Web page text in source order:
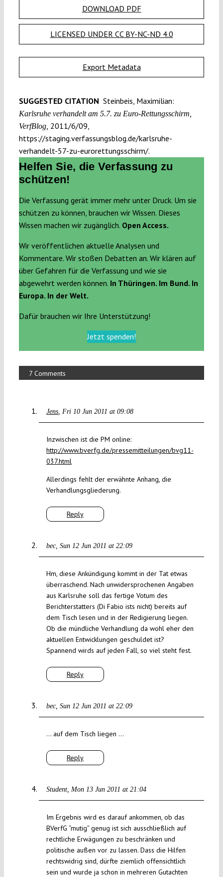
DOWNLOAD PDF
LICENSED UNDER CC BY-NC-ND 4.0
Export Metadata
SUGGESTED CITATION Steinbeis, Maximilian:
Karlsruhe verhandelt am 5.7. zu Euro-Rettungsschirm,
VerfBlog, 2011/6/09,
https://staging.verfassungsblog.de/karlsruhe-
verhandelt-57-zu-eurorettungsschirm/.
Helfen Sie, die Verfassung zu
schützen!
Die Verfassung gerät immer mehr unter Druck. Um sie
schützen zu können, brauchen wir Wissen. Dieses
Wissen machen wir zugänglich. Open Access.
Wir veröffentlichen aktuelle Analysen und
Kommentare. Wir stoßen Debatten an. Wir klären auf
über Gefahren für die Verfassung und wie sie
abgewehrt werden können. In Thüringen. Im Bund. In
Europa. In der Welt.
Dafür brauchen wir Ihre Unterstützung!
Jetzt spenden!
7 Comments
Jens Fri 10 Jun 2011 at 09:08
Reply
Inzwischen ist die PM online:
http://www.bverfg.de/pressemitteilungen/bvg11-
037.html
Allerdings fehlt der erwähnte Anhang, die
Verhandlungsgliederung.
bec Sun 12 Jun 2011 at 22:09
Reply
Hm, diese Ankündigung kommt in der Tat etwas
überraschend. Nach unwidersprochenen Angaben
aus Karlsruhe soll das fertige Votum des
Berichterstatters (Di Fabio ists nicht) bereits auf
dem Tisch lesen und in der Redigierung liegen.
Ob die mündliche Verhandlung da wohl eher den
aktuellen Entwicklungen geschuldet ist?
Spannend wirds auf jeden Fall, so viel steht fest.
bec Sun 12 Jun 2011 at 22:09
Reply
… auf dem Tisch liegen …
Student Mon 13 Jun 2011 at 21:04
Im Ergebnis wird es darauf ankommen, ob das
BVerfG “mutig” genug ist sich ausschließlich auf
rechtliche Erwägungen zu beschränken und
politische außen vor zu lassen. Dass die Hilfen
rechtswidrig sind, dürfte ziemlich offensichtlich
sein und wurde ja schon in mehreren Gutachten